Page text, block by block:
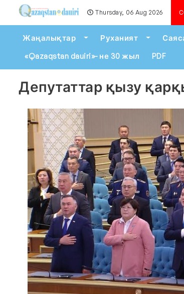
Thursday, 06 Aug 2026
Жаңалықтар Toggle Dropdown
Руханият Toggle
«Qazaqstan dauiri»- не 30 жыл
PDF
Депутаттар қызу